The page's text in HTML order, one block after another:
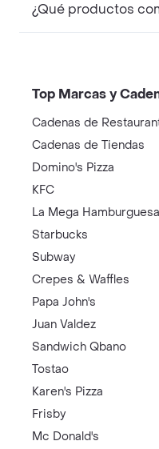
¿Qué productos
Top Marcas y
Cadenas de
Cadenas de Tiendas
Domino's Pizza
KFC
La Mega Hamburguesa
Starbucks
Subway
Crepes & Waffles
Papa John's
Juan Valdez
Sandwich Qbano
Tostao
Karen's Pizza
Frisby
Mc Donald's